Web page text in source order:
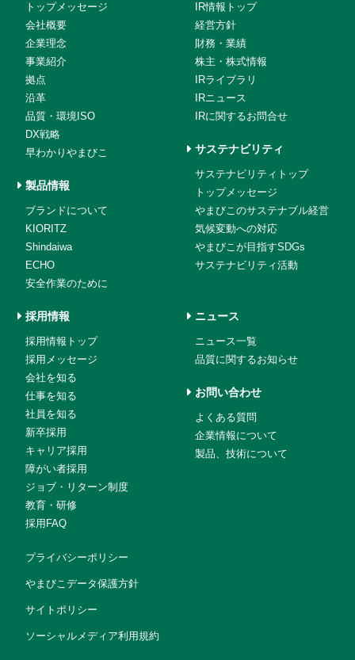
トップメッセージ
会社概要
企業理念
事業紹介
拠点
沿革
品質・環境ISO
DX戦略
早わかりやまびこ
製品情報
ブランドについて
KIORITZ
Shindaiwa
ECHO
安全作業のために
IR情報トップ
経営方針
財務・業績
株主・株式情報
IRライブラリ
IRニュース
IRに関するお問合せ
サステナビリティ
サステナビリティトップ
トップメッセージ
やまびこのサステナブル経営
気候変動への対応
やまびこが目指すSDGs
サステナビリティ活動
採用情報
採用情報トップ
採用メッセージ
会社を知る
仕事を知る
社員を知る
新卒採用
キャリア採用
障がい者採用
ジョブ・リターン制度
教育・研修
採用FAQ
ニュース
ニュース一覧
品質に関するお知らせ
お問い合わせ
よくある質問
企業情報について
製品、技術について
プライバシーポリシー
やまびこデータ保護方針
サイトポリシー
ソーシャルメディア利用規約